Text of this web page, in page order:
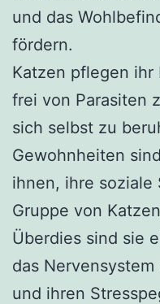
und das
fördern.
Katzen pflegen ihr
frei von Parasiten
sich selbst zu
Gewohnheiten
ihnen, ihre soziale
Gruppe von
Überdies sind sie
das
und ihren